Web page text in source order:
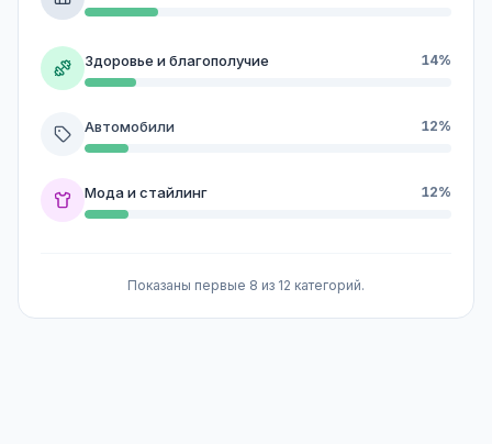
Здоровье и благополучие 14%
Автомобили 12%
Мода и стайлинг 12%
Показаны первые 8 из 12 категорий.